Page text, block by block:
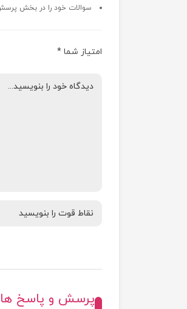
سوالات خود را در بخش
امتیاز شما*
پرسش و پاسخ ها